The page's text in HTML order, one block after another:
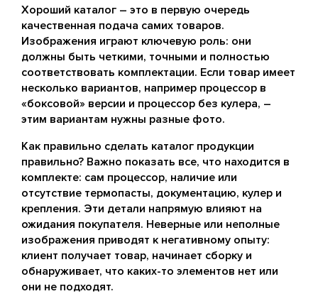
Хороший каталог – это в первую очередь
качественная подача самих товаров.
Изображения играют ключевую роль: они
должны быть четкими, точными и полностью
соответствовать комплектации. Если товар имеет
несколько вариантов, например процессор в
«боксовой» версии и процессор без кулера, –
этим вариантам нужны разные фото.
Как правильно сделать каталог продукции
правильно? Важно показать все, что находится в
комплекте: сам процессор, наличие или
отсутствие термопасты, документацию, кулер и
крепления. Эти детали напрямую влияют на
ожидания покупателя. Неверные или неполные
изображения приводят к негативному опыту:
клиент получает товар, начинает сборку и
обнаруживает, что каких-то элементов нет или
они не подходят.